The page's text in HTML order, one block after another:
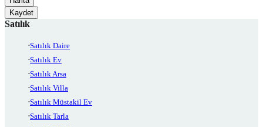
Kaydet
Satılık
Satılık Daire
Satılık Ev
Satılık Arsa
Satılık Villa
Satılık Müstakil Ev
Satılık Tarla